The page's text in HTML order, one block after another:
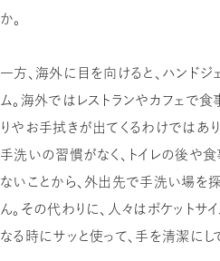
か。
一方、海外に目を向けると、ハンド
ム。海外ではレストランやカフェで食
りやお手拭きが出てくるわけではあ
手洗いの習慣がなく、トイレの後や
ないことから、外出先で手洗い場を
ん。その代わりに、人々はポケットサ
なる時にサッと使って、手を清潔にし